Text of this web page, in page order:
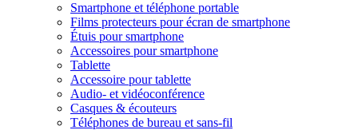
Smartphone et téléphone portable
Films protecteurs pour écran de smartphone
Étuis pour smartphone
Accessoires pour smartphone
Tablette
Accessoire pour tablette
Audio- et vidéoconférence
Casques & écouteurs
Téléphones de bureau et sans-fil